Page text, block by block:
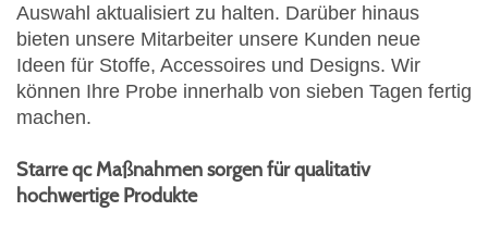
Auswahl aktualisiert zu halten. Darüber hinaus
bieten unsere Mitarbeiter unsere Kunden neue
Ideen für Stoffe, Accessoires und Designs. Wir
können Ihre Probe innerhalb von sieben Tagen fertig
machen.
Starre qc Maßnahmen sorgen für qualitativ
hochwertige Produkte